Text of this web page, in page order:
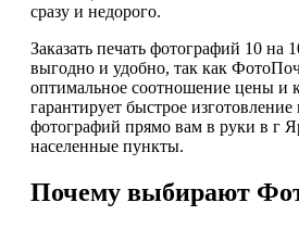
сразу и недорого.
Заказать печать фотографий 10 на
выгодно и удобно, так как
оптимальное соотношение цены и
гарантирует быстрое
фотографий прямо вам в руки в г
населенные пункты.
Почему выбирают